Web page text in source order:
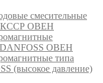
смесительные
КССР ОВЕН
DANFOSS ОВЕН
типа
(высокое давление)